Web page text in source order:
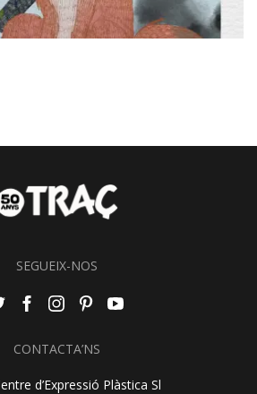
SEGUEIX-NOS
CONTACTA’NS
d’Expressió Plàstica Sl